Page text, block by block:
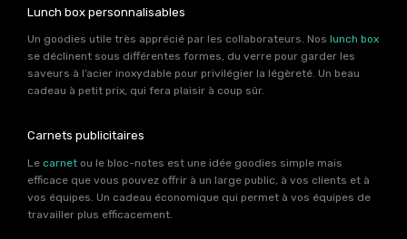
Lunch box personnalisables
Un goodies utile très apprécié par les collaborateurs. Nos lunch box
se déclinent sous différentes formes, du verre pour garder les
saveurs à l’acier inoxydable pour privilégier la légèreté. Un beau
cadeau à petit prix, qui fera plaisir à coup sûr.
Carnets publicitaires
Le carnet ou le bloc-notes est une idée goodies simple mais
efficace que vous pouvez offrir à un large public, à vos clients et à
vos équipes. Un cadeau économique qui permet à vos équipes de
travailler plus efficacement.